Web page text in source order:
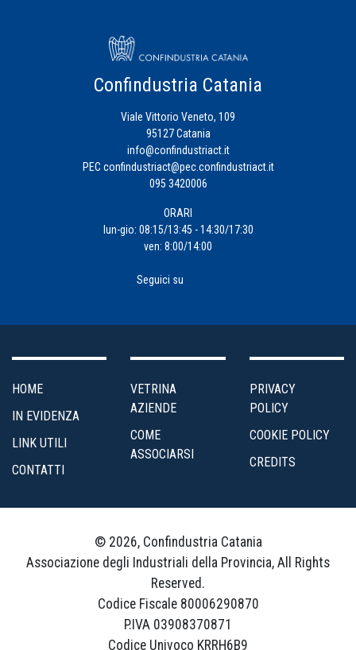
Confindustria Catania
Viale Vittorio Veneto, 109
95127 Catania
info@confindustriact.it
PEC confindustriact@pec.confindustriact.it
095 3420006
ORARI
lun-gio: 08:15/13:45 - 14:30/17:30
ven: 8:00/14:00
Seguici su
HOME
IN EVIDENZA
LINK UTILI
CONTATTI
VETRINA
AZIENDE
COME
ASSOCIARSI
PRIVACY
POLICY
COOKIE POLICY
CREDITS
© 2026, Confindustria Catania
Associazione degli Industriali della Provincia, All Rights
Reserved.
Codice Fiscale 80006290870
P.IVA 03908370871
Codice Univoco KRRH6B9